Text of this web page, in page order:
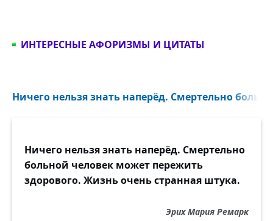
ИНТЕРЕСНЫЕ АФОРИЗМЫ И ЦИТАТЫ
Ничего нельзя знать наперёд. Смертельно
Ничего нельзя знать наперёд. Смертельно
больной человек может пережить
здорового. Жизнь очень странная штука.
Эрих Мария Ремарк